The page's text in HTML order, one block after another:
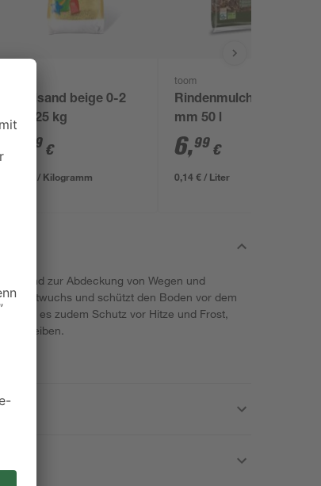
Spielsand beige 0-2
mm 25 kg
29 €
0,13 € / Kilogramm
toom
Rindenmulch 10 - 40
mm 50 l
6,99 €
0,14 € / Liter
zur Abdeckung von Wegen und
und schützt den Boden vor dem
es zudem Schutz vor Hitze und Frost,
bleiben.